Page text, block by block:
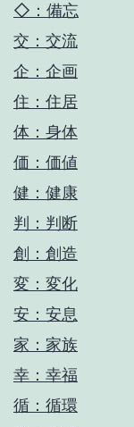
◇：備忘
交：交流
企：企画
住：住居
体：身体
価：価値
健：健康
判：判断
創：創造
変：変化
安：安息
家：家族
幸：幸福
循：循環